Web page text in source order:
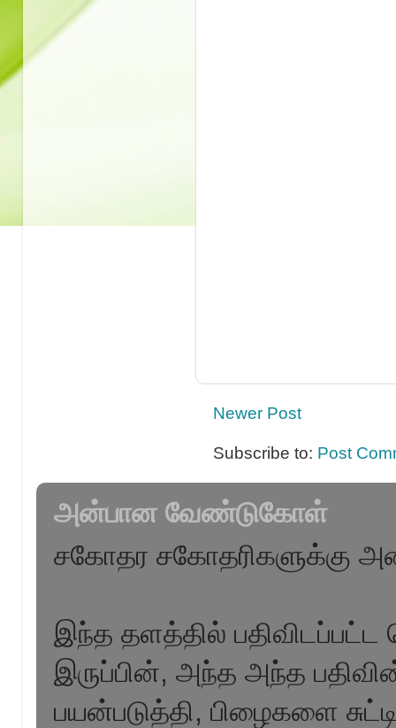
Newer Post
Subscribe to: Post
அன்பான வேண்டுகோள்
சகோதர சகோதரிகளுக்கு
இந்த தளத்தில் பதிவிடப்பட்ட
இருப்பின், அந்த அந்த
பயன்படுத்தி, பிழைகளை